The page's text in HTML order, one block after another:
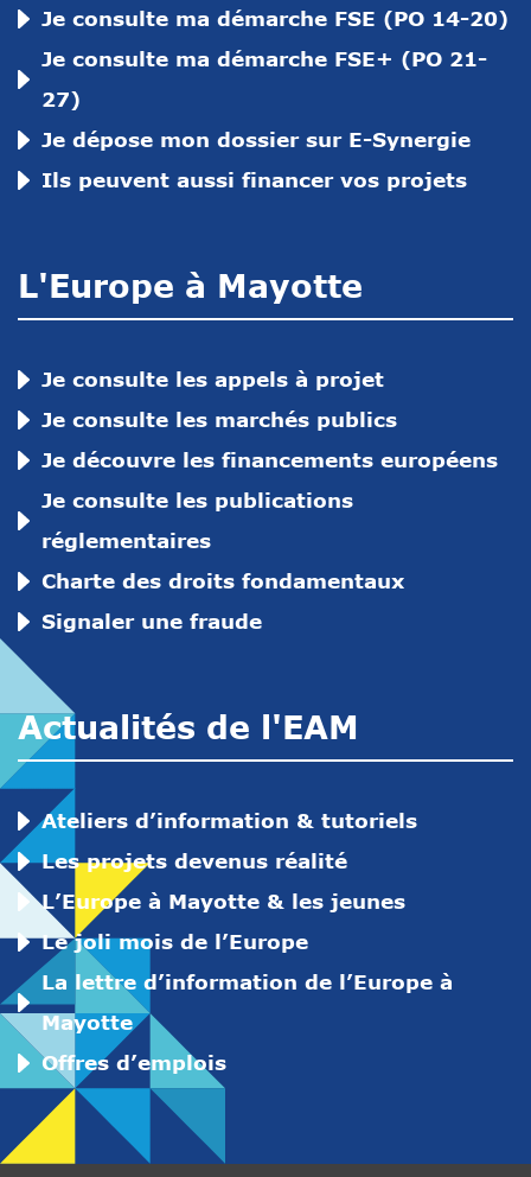
Je consulte ma démarche FSE (PO 14-20)
Je consulte ma démarche FSE+ (PO 21-
27)
Je dépose mon dossier sur E-Synergie
Ils peuvent aussi financer vos projets
L'Europe à Mayotte
Je consulte les appels à projet
Je consulte les marchés publics
Je découvre les financements européens
Je consulte les publications
réglementaires
Charte des droits fondamentaux
Signaler une fraude
Actualités de l'EAM
Ateliers d’information & tutoriels
Les projets devenus réalité
L’Europe à Mayotte & les jeunes
Le joli mois de l’Europe
La lettre d’information de l’Europe à
Mayotte
Offres d’emplois